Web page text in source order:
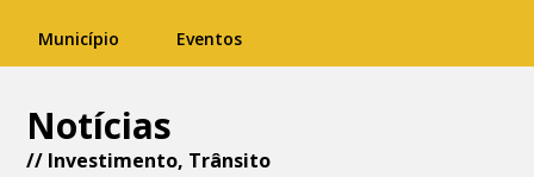
Município Eventos
Notícias
// Investimento, Trânsito